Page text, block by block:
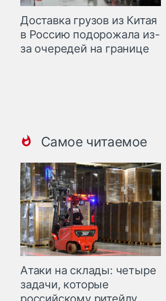
Доставка грузов из Китая
в Россию подорожала из-
за очередей на границе
Самое читаемое
Атаки на склады: четыре
задачи, которые